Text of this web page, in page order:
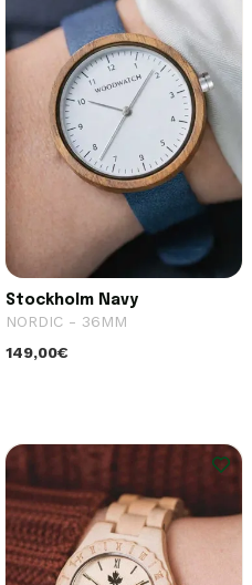
Stockholm Navy
NORDIC - 36MM
149,00€